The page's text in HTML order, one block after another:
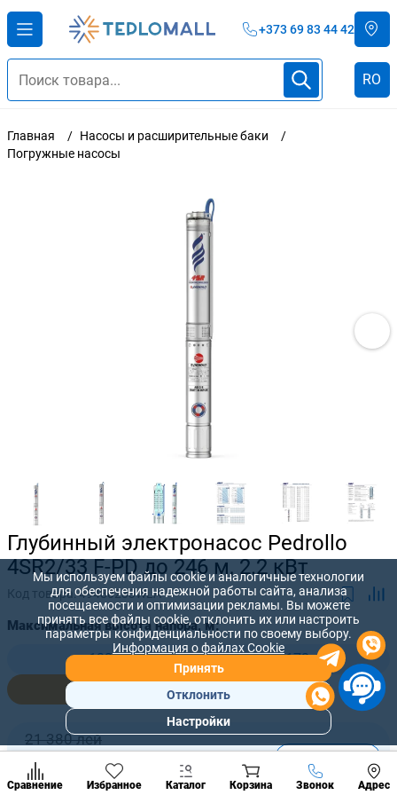
+373 69 83 44 42
RO
Главная
Насосы и расширительные баки
Погружные насосы
Глубинный электронасос Pedrollo
4SR2/33 F-PD до 246 м, 2.2 кВт
Код товара:49480233WLA
Максимальная высота напора, м:
133
172
21 380 лей
17 753лей - +
Сравнение Избранное Каталог Корзина Звонок Адрес
Позвонить
разделы
Мы используем файлы cookie и аналогичные технологии
для обеспечения надежной работы сайта, анализа
посещаемости и оптимизации рекламы. Вы можете
принять все файлы cookie, отклонить их или настроить
параметры конфиденциальности по своему выбору.
Информация о файлах Cookie
Принять
Отклонить
Настройки